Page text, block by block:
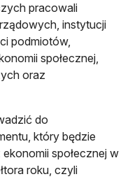
pracowali
instytucji
podmiotów,
społecznej,
oraz
do
który będzie
społecznej w
roku, czyli